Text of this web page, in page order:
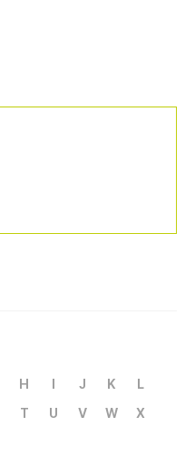
H I J K
L
T U V W
X